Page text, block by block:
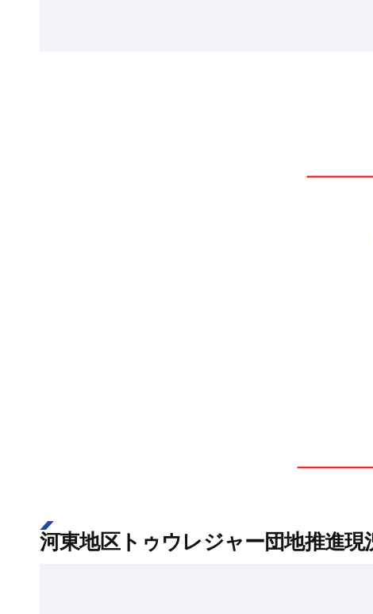
河東地区トゥウレジャー団地推進